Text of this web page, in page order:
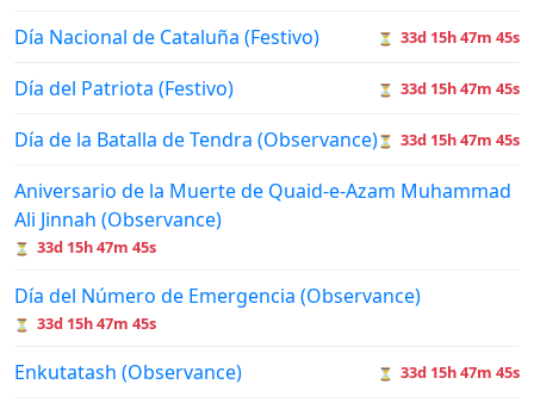
Día Nacional de Cataluña (Festivo) ⏳ 33d 15h 47m 45s
Día del Patriota (Festivo) ⏳ 33d 15h 47m 45s
Día de la Batalla de Tendra (Observance)⏳ 33d 15h 47m 45s
Aniversario de la Muerte de Quaid-e-Azam Muhammad
Ali Jinnah (Observance)
⏳ 33d 15h 47m 45s
Día del Número de Emergencia (Observance)
⏳ 33d 15h 47m 45s
Enkutatash (Observance) ⏳ 33d 15h 47m 45s